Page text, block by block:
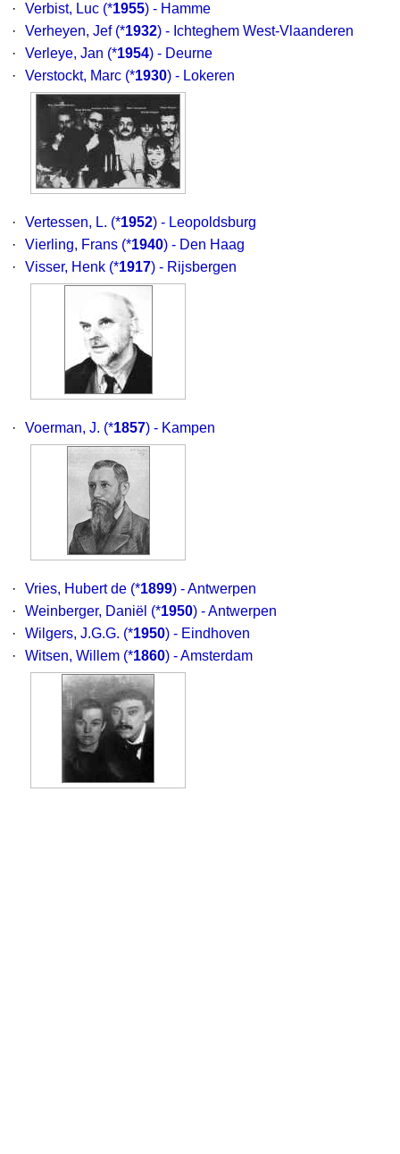
· Verbist, Luc (*1955) - Hamme
·
Verheyen, Jef (*1932) - Ichteghem West-Vlaanderen
·
Verleye, Jan (*1954) - Deurne
·
Verstockt, Marc (*1930) - Lokeren
· Vertessen, L. (*1952) - Leopoldsburg
·
Vierling, Frans (*1940) - Den Haag
·
Visser, Henk (*1917) - Rijsbergen
· Voerman, J. (*1857) - Kampen
· Vries, Hubert de (*1899) - Antwerpen
·
Weinberger, Daniël (*1950) - Antwerpen
·
Wilgers, J.G.G. (*1950) - Eindhoven
·
Witsen, Willem (*1860) - Amsterdam